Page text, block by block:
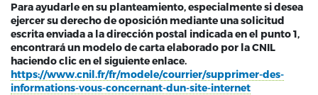
Para ayudarle en su planteamiento, especialmente si desea
ejercer su derecho de oposición mediante una solicitud
escrita enviada a la dirección postal indicada en el punto 1,
encontrará un modelo de carta elaborado por la CNIL
haciendo clic en el siguiente enlace.
https://www.cnil.fr/fr/modele/courrier/supprimer-des-
informations-vous-concernant-dun-site-internet